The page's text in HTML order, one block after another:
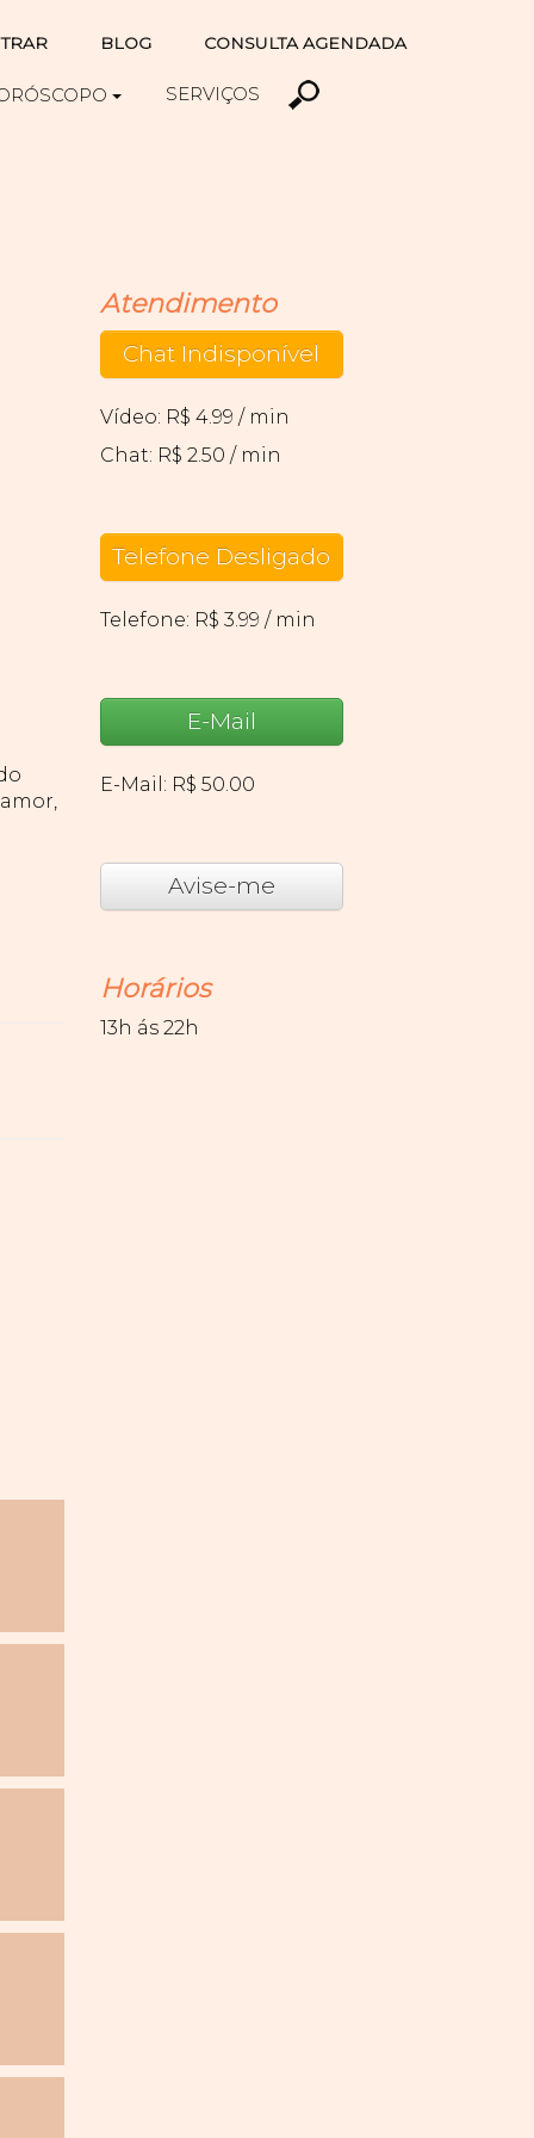
BLOG CONSULTA AGENDADA
SERVIÇOS
Atendimento
Chat Indisponível
Vídeo: R$ 4.99 / min
Chat: R$ 2.50 / min
Telefone Desligado
Telefone: R$ 3.99 / min
E-Mail
E-Mail: R$ 50.00
Avise-me
Horários
13h ás 22h